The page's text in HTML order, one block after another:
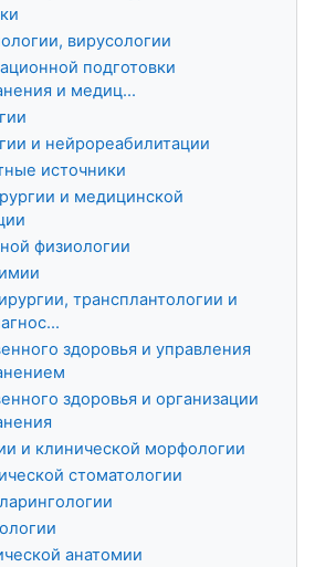
вирусологии
подготовки
и медиц...
и нейрореабилитации
источники
и медицинской
физиологии
трансплантологии и
здоровья и управления
здоровья и организации
и клинической морфологии
стоматологии
анатомии